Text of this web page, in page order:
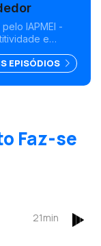
IAPMEI -
e
úteis
a sua ideia
em contacto
EPISÓDIOS
Faz-se
21min